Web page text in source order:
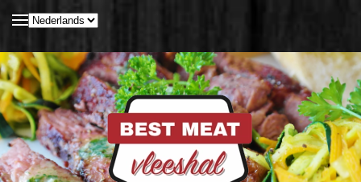
Kies
taal